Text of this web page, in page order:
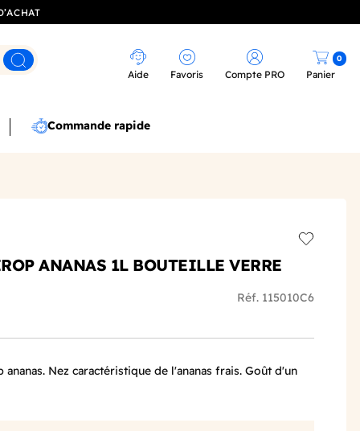
Rechercher
Aide Favoris Compte PRO Panier
0
Commande rapide
ANANAS 1L BOUTEILLE VERRE
Réf. 115010C6
Nez caractéristique de l'ananas frais. Goût d'un